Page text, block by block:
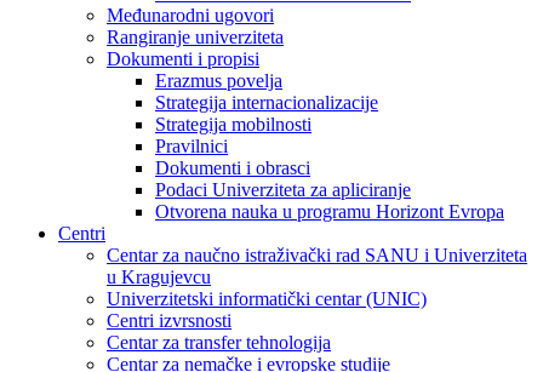
Međunarodni ugovori
Rangiranje univerziteta
Dokumenti i propisi
Erazmus povelja
Strategija internacionalizacije
Strategija mobilnosti
Pravilnici
Dokumenti i obrasci
Podaci Univerziteta za apliciranje
Otvorena nauka u programu Horizont Evropa
Centri
Centar za naučno istraživački rad SANU i Univerziteta
u Kragujevcu
Univerzitetski informatički centar (UNIC)
Centri izvrsnosti
Centar za transfer tehnologija
Centar za nemačke i evropske studije